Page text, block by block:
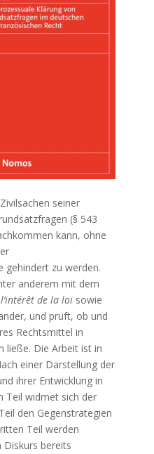
seiner
(§ 543
kann, ohne
gehindert zu werden.
anderem mit dem
de la loi sowie
und prüft, ob und
Rechtsmittel in
ließe. Die Arbeit ist in
einer Darstellung der
ihrer Entwicklung in
Teil widmet sich der
den Gegenstrategien
Teil werden
Diskurs bereits